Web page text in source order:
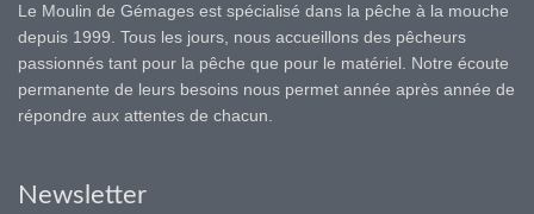
Le Moulin de Gémages est spécialisé dans la pêche à la mouche
depuis 1999. Tous les jours, nous accueillons des pêcheurs
passionnés tant pour la pêche que pour le matériel. Notre écoute
permanente de leurs besoins nous permet année après année de
répondre aux attentes de chacun.
Newsletter